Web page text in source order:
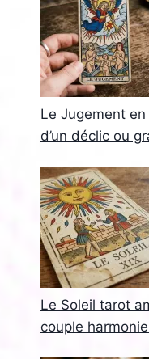
Le Jugement
d’un déclic ou
Le Soleil tarot
couple